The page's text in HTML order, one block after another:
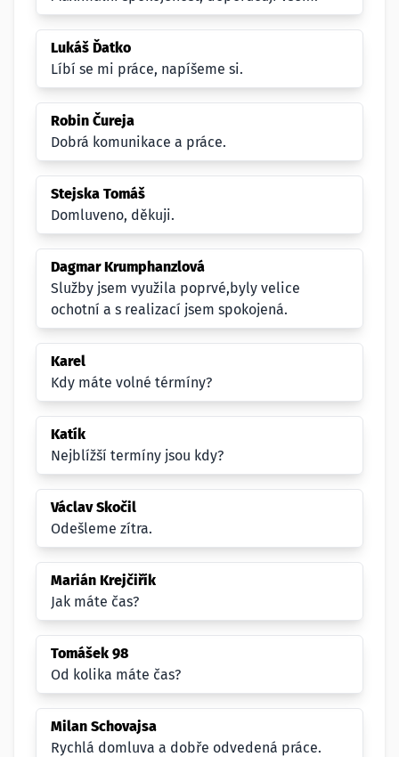
Lukáš Ďatko
Líbí se mi práce, napíšeme si.
Robin Čureja
Dobrá komunikace a práce.
Stejska Tomáš
Domluveno, děkuji.
Dagmar Krumphanzlová
Služby jsem využila poprvé,byly velice
ochotní a s realizací jsem spokojená.
Karel
Kdy máte volné térmíny?
Katík
Nejblížší termíny jsou kdy?
Václav Skočil
Odešleme zítra.
Marián Krejčiřík
Jak máte čas?
Tomášek 98
Od kolika máte čas?
Milan Schovajsa
Rychlá domluva a dobře odvedená práce.